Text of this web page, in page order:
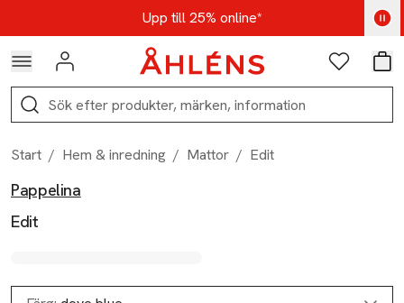
Hoppa till navigationsmenynUpp till 25% online*
Kod: AUG25 - Shoppa nu
Logga in Favoriter
Sök
Start / Hem & inredning / Mattor / Edit
Produktbilder
Hoppa över bildspelet
Pappelina
Edit
Produktinformation